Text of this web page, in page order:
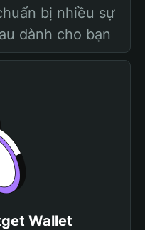
bị nhiều sự
dành cho bạn
Wallet